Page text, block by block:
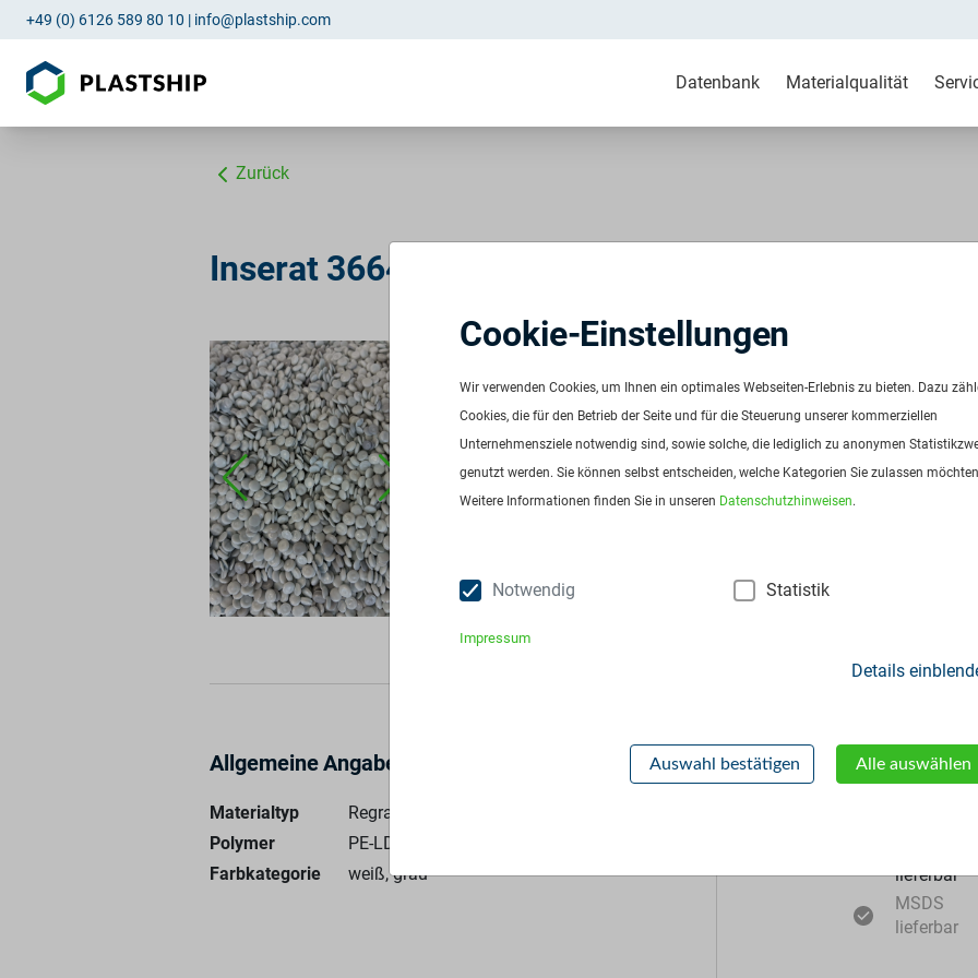
+49 (0) 6126 589 80 10 | info@plastship.com
Datenbank Materialqualität
Zurück
Inserat 3664: PE-LD weiß grau
ID:3664
Frequenz:Auf Anfrage
Menge:Auf Anfrage
Preis:Auf Anfrage
Allgemeine Angaben
Materialtyp
Regranulat
Polymer
PE-LD - 100%
Farbkategorie
weiß, grau
Zusätzliche
lieferbar
MSDS
lieferbar
Cookie-Einstellungen
Wir verwenden Cookies, um Ihnen ein optimales Webseiten-Erlebnis zu bieten. Dazu
Cookies, die für den Betrieb der Seite und für die Steuerung unserer kommerziellen
Unternehmensziele notwendig sind, sowie solche, die lediglich zu anonymen
genutzt werden. Sie können selbst entscheiden, welche Kategorien Sie zulassen
Weitere Informationen finden Sie in unseren Datenschutzhinweisen.
Notwendig Statistik
Impressum
Details
Auswahl bestätigen Alle auswählen